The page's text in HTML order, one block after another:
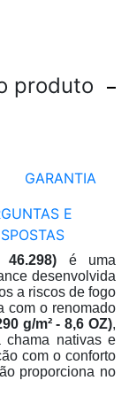
produto
GARANTIA
E
é uma
desenvolvida
a riscos de fogo
com o renomado
g/m²- 8,6 OZ),
chama nativas e
com o conforto
proporciona no